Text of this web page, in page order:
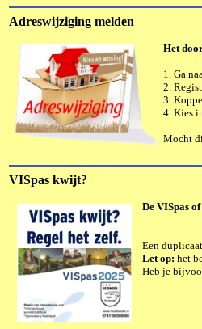
Adreswijziging melden
Het
1. Ga
2.
3.
4. Kies
Mocht
VISpas kwijt?
De VISpas of
Een
Let op: het
Heb je